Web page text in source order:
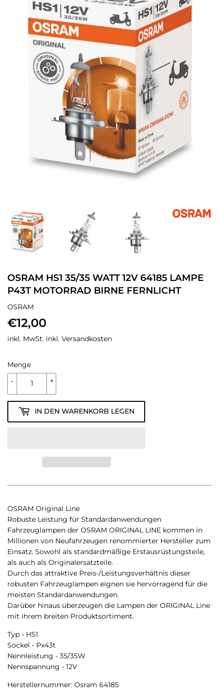
OSRAM HS1 35/35 WATT 12V 64185 LAMPE
P43T MOTORRAD BIRNE FERNLICHT
OSRAM
€12,00
inkl. MwSt. inkl. Versandkosten
Menge
+
-
IN DEN WARENKORB LEGEN
OSRAM Original Line
Robuste Leistung für Standardanwendungen
Fahrzeuglampen der OSRAM ORIGINAL LINE kommen in
Millionen von Neufahrzeugen renommierter Hersteller zum
Einsatz. Sowohl als standardmäßige Erstausrüstungsteile,
als auch als Originalersatzteile.
Durch das attraktive Preis-/Leistungsverhältnis dieser
robusten Fahrzeuglampen eignen sie hervorragend für die
meisten Standardanwendungen.
Darüber hinaus überzeugen die Lampen der ORIGINAL Line
mit ihrem breiten Produktsortiment.
Typ - HS1
Sockel - Px43t
Nennleistung - 35/35W
Nennspannung - 12V
Herstellernummer: Osram 64185